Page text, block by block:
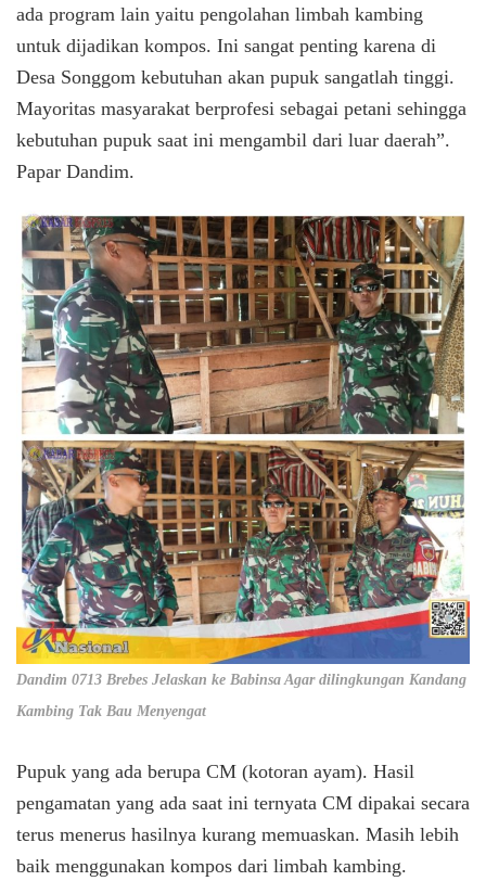
ada program lain yaitu pengolahan limbah kambing
untuk dijadikan kompos. Ini sangat penting karena di
Desa Songgom kebutuhan akan pupuk sangatlah tinggi.
Mayoritas masyarakat berprofesi sebagai petani sehingga
kebutuhan pupuk saat ini mengambil dari luar daerah”.
Papar Dandim.
Dandim 0713 Brebes Jelaskan ke Babinsa Agar dilingkungan Kandang
Kambing Tak Bau Menyengat
Pupuk yang ada berupa CM (kotoran ayam). Hasil
pengamatan yang ada saat ini ternyata CM dipakai secara
terus menerus hasilnya kurang memuaskan. Masih lebih
baik menggunakan kompos dari limbah kambing.